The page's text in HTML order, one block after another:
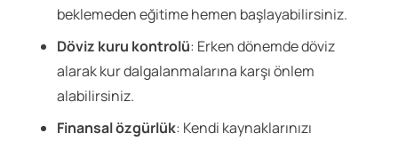
beklemeden eğitime hemen başlayabilirsiniz.
Döviz kuru kontrolü: Erken dönemde döviz
alarak kur dalgalanmalarına karşı önlem
alabilirsiniz.
Finansal özgürlük: Kendi kaynaklarınızı